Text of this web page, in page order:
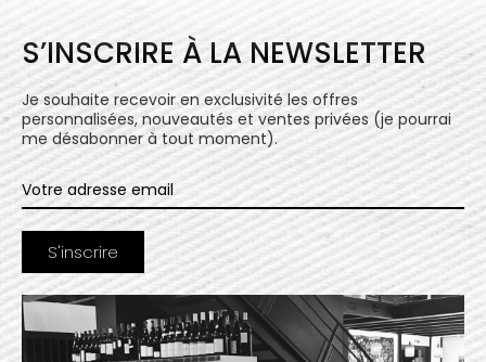
S’INSCRIRE À LA NEWSLETTER
Je souhaite recevoir en exclusivité les offres
personnalisées, nouveautés et ventes privées (je pourrai
me désabonner à tout moment).